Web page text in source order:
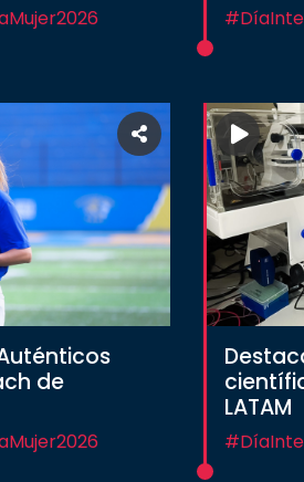
de
LATAM